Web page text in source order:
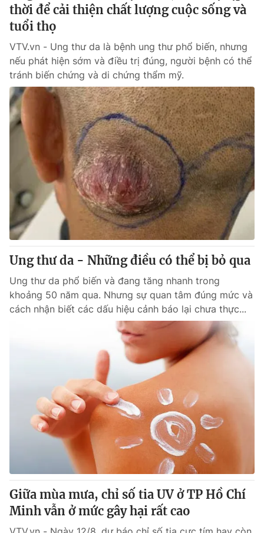
thuận bằng văn bản. Ghi rõ nguồn VTV.vn khi phát hành lại
thông tin từ website này.
thời để cải thiện chất lượng cuộc sống và
tuổi thọ
VTV.vn - Ung thư da là bệnh ung thư phổ biến, nhưng
nếu phát hiện sớm và điều trị đúng, người bệnh có thể
tránh biến chứng và di chứng thẩm mỹ.
Ung thư da - Những điều có thể bị bỏ qua
Ung thư da phổ biến và đang tăng nhanh trong
khoảng 50 năm qua. Nhưng sự quan tâm đúng mức và
cách nhận biết các dấu hiệu cảnh báo lại chưa thực...
Giữa mùa mưa, chỉ số tia UV ở TP Hồ Chí
Minh vẫn ở mức gây hại rất cao